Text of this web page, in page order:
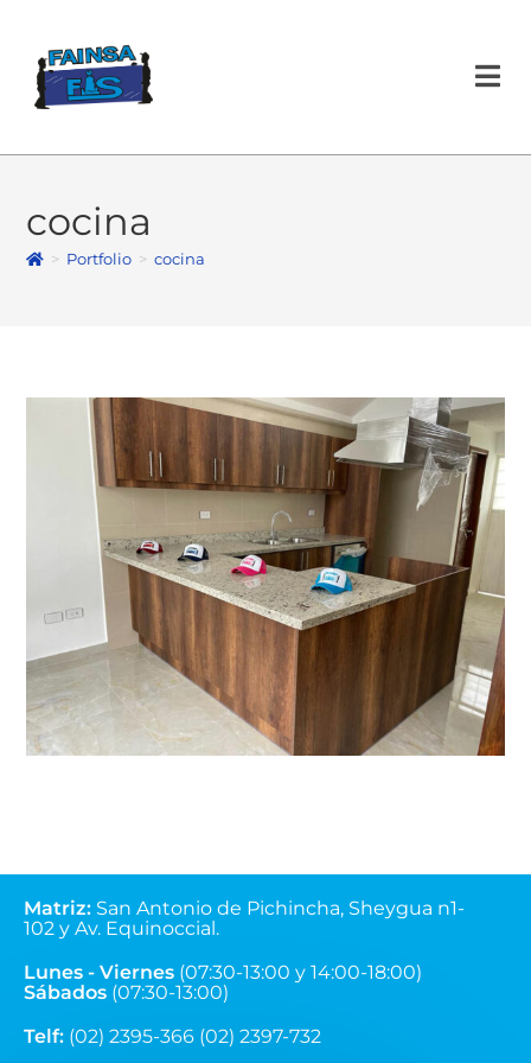
cocina
> Portfolio > cocina
Matriz: San Antonio de Pichincha, Sheygua n1-
102 y Av. Equinoccial.
Lunes - Viernes (07:30-13:00 y 14:00-18:00)
Sábados (07:30-13:00)
Telf: (02) 2395-366 (02) 2397-732